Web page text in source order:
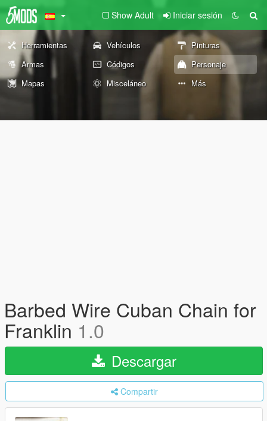
Show Adult Iniciar sesión
Herramientas Vehículos
Pinturas
Armas
Códigos
Personaje
Mapas
Misceláneo Más
Barbed Wire Cuban Chain for
Franklin 1.0
Descargar
Compartir